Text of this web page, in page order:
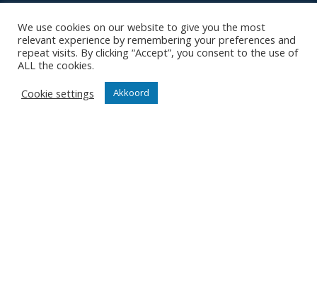
Contact
Diksmuidsesteenweg 396
office@knackvolley.be
We use cookies on our website to give you the most
relevant experience by remembering your preferences and
repeat visits. By clicking “Accept”, you consent to the use of
ALL the cookies.
Cookie settings
Akkoord